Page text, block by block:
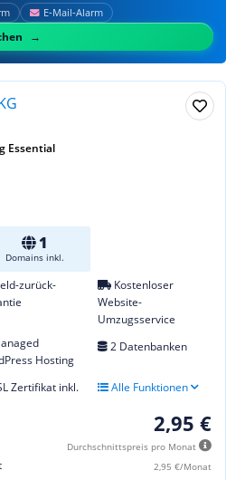
E‑Mail‑Alarm
Essential
1
Domains inkl.
zurück-
Kostenloser
Website-
Umzugsservice
Hosting
2 Datenbanken
Zertifikat inkl. Alle Funktionen
2,95 €
Durchschnittspreis pro Monat
2,95 €/Monat